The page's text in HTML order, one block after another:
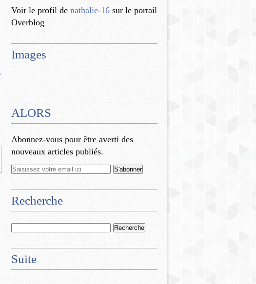
Voir le profil de nathalie-16 sur le portail
Overblog
Images
ALORS
Abonnez-vous pour être averti des
nouveaux articles publiés.
Recherche
Suite